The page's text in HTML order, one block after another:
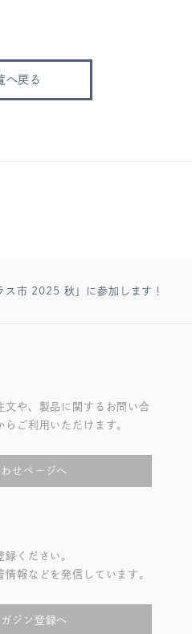
へ戻る
ス市 2025 秋」に参加します！
文や、製品に関するお問い合
ご利用いただけます。
せページへ
録ください。
報などを発信しています。
ガジン登録へ